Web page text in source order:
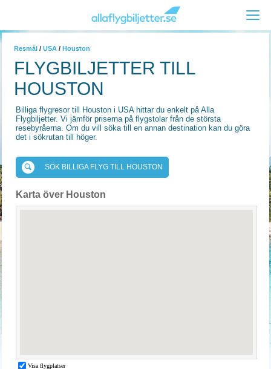
Resmål / USA / Houston
FLYGBILJETTER TILL
HOUSTON
Billiga flygresor till Houston i USA hittar du enkelt på Alla
Flygbiljetter. Vi jämför priserna på flygstolar från de största
resebyråerna. Om du vill söka till en annan destination kan du göra
det i sökrutan till höger.
SÖK BILLIGA FLYG TILL HOUSTON
Karta över Houston